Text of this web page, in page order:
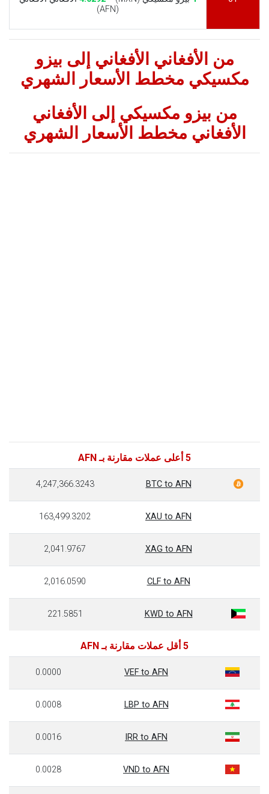
(AFN)
من الأفغاني الأفغاني إلى بيزو
مكسيكي مخطط الأسعار الشهري
من بيزو مكسيكي إلى الأفغاني
الأفغاني مخطط الأسعار الشهري
5 أعلى عملات مقارنة بـ AFN
BTC to AFN
4,247,366.3243
XAU to AFN
163,499.3202
XAG to AFN
2,041.9767
CLF to AFN
2,016.0590
KWD to AFN
221.5851
5 أقل عملات مقارنة بـ AFN
VEF to AFN
0.0000
LBP to AFN
0.0008
IRR to AFN
0.0016
VND to AFN
0.0028